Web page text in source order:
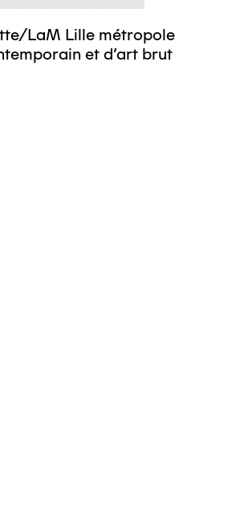
LaM Lille métropole
et d’art brut